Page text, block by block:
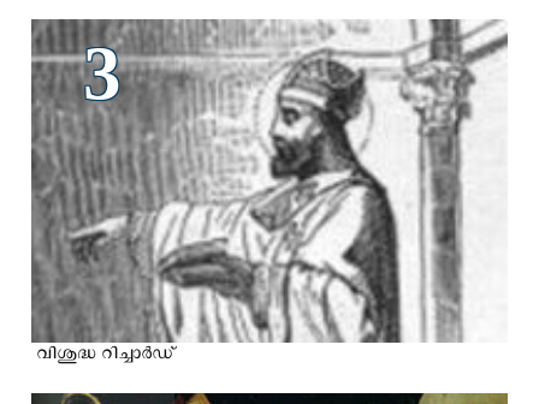
3
വിശുദ്ധ റിച്ചാര്‍ഡ്